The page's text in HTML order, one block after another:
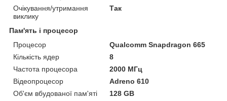
Очікування/утримання
виклику
Так
Пам'ять і процесор
Процесор
Qualcomm Snapdragon 665
Кількість ядер
8
Частота процесора
2000 МГц
Відеопроцесор
Adreno 610
Об'єм вбудованої пам'яті
128 GB